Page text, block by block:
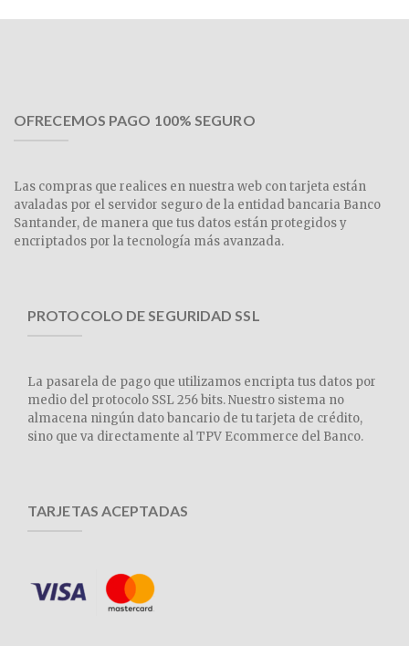
OFRECEMOS PAGO 100% SEGURO
Las compras que realices en nuestra web con tarjeta están
avaladas por el servidor seguro de la entidad bancaria Banco
Santander, de manera que tus datos están protegidos y
encriptados por la tecnología más avanzada.
PROTOCOLO DE SEGURIDAD SSL
La pasarela de pago que utilizamos encripta tus datos por
medio del protocolo SSL 256 bits. Nuestro sistema no
almacena ningún dato bancario de tu tarjeta de crédito,
sino que va directamente al TPV Ecommerce del Banco.
TARJETAS ACEPTADAS